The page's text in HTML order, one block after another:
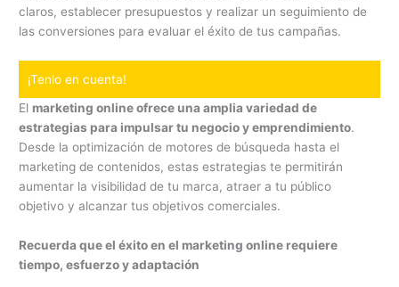
claros, establecer presupuestos y realizar un seguimiento de
las conversiones para evaluar el éxito de tus campañas.
¡Tenlo en cuenta!
El marketing online ofrece una amplia variedad de
estrategias para impulsar tu negocio y emprendimiento.
Desde la optimización de motores de búsqueda hasta el
marketing de contenidos, estas estrategias te permitirán
aumentar la visibilidad de tu marca, atraer a tu público
objetivo y alcanzar tus objetivos comerciales.
Recuerda que el éxito en el marketing online requiere
tiempo, esfuerzo y adaptación